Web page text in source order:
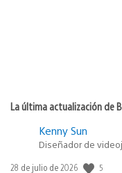
La última actualización de
Kenny Sun
Diseñador de
Fecha
28 de julio de 2026 5